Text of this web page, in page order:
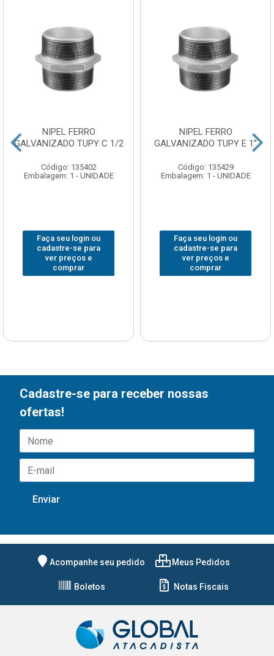
NIPEL FERRO
GALVANIZADO TUPY C 1/2
Código: 135402
Embalagem: 1 - UNIDADE
Faça seu login ou
cadastre-se para
ver preços e
comprar
NIPEL FERRO
GALVANIZADO TUPY E 1”
Código: 135429
Embalagem: 1 - UNIDADE
Faça seu login ou
cadastre-se para
ver preços e
comprar
Cadastre-se para receber nossas
ofertas!
Acompanhe seu pedido Meus Pedidos
Boletos Notas Fiscais